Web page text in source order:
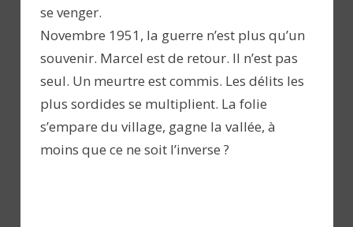
se venger.
Novembre 1951, la guerre n’est plus qu’un
souvenir. Marcel est de retour. Il n’est pas
seul. Un meurtre est commis. Les délits les
plus sordides se multiplient. La folie
s’empare du village, gagne la vallée, à
moins que ce ne soit l’inverse ?